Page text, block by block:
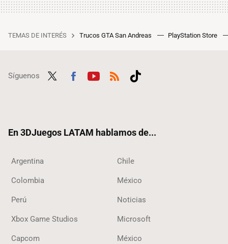
TEMAS DE INTERÉS Trucos GTA San Andreas PlayStation Store
Síguenos
En 3DJuegos LATAM hablamos de...
Argentina Chile
Colombia México
Perú Noticias
Xbox Game Studios Microsoft
Capcom México